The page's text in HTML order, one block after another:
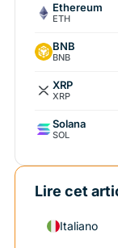
Ethereum
ETH
BNB
BNB
XRP
XRP
Solana
SOL
Lire cet
Italiano